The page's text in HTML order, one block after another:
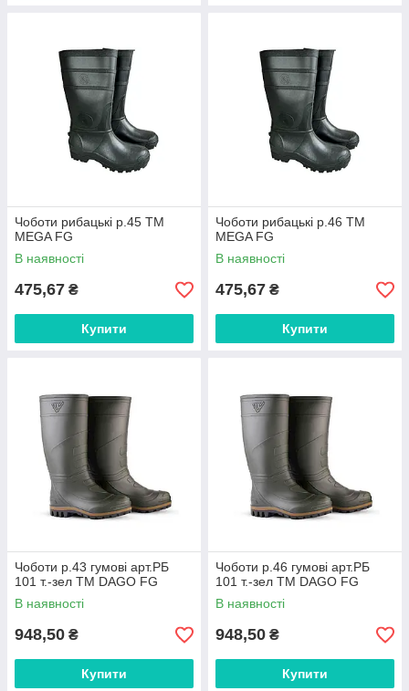
Чоботи рибацькі р.45 ТМ
MEGA FG
В наявності
475,67 ₴
Купити
Чоботи рибацькі р.46 ТМ
MEGA FG
В наявності
475,67 ₴
Купити
Чоботи р.43 гумові арт.РБ
101 т.-зел ТМ DAGO FG
В наявності
948,50 ₴
Купити
Чоботи р.46 гумові арт.РБ
101 т.-зел ТМ DAGO FG
В наявності
948,50 ₴
Купити